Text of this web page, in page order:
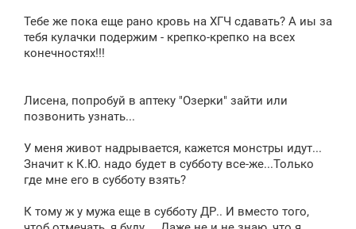
Тебе же пока еще рано кровь на ХГЧ сдавать? А иы за
тебя кулачки подержим - крепко-крепко на всех
конечностях!!!
Лисена, попробуй в аптеку "Озерки" зайти или
позвонить узнать...
У меня живот надрывается, кажется монстры идут...
Значит к К.Ю. надо будет в субботу все-же...Только
где мне его в субботу взять?
К тому ж у мужа еще в субботу ДР.. И вместо того,